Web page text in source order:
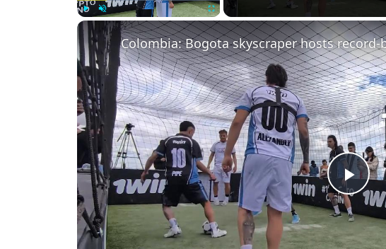
Play Unmute Fullscreen
P
l
Colombia: Bogota skyscraper hosts